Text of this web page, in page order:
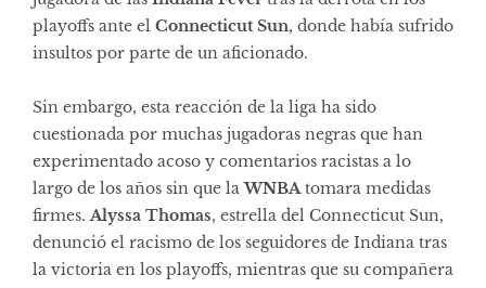
playoffs ante el Connecticut Sun, donde había sufrido
insultos por parte de un aficionado.
Sin embargo, esta reacción de la liga ha sido
cuestionada por muchas jugadoras negras que han
experimentado acoso y comentarios racistas a lo
largo de los años sin que laWNBA tomara medidas
firmes. Alyssa Thomas, estrella del Connecticut Sun,
denunció el racismo de los seguidores de Indiana tras
la victoria en los playoffs, mientras que su compañera